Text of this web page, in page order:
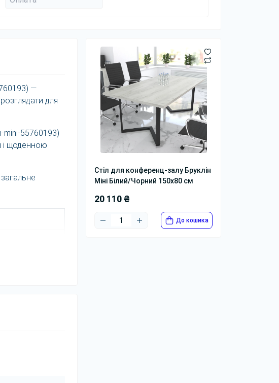
Стіл для конференц-залу Бруклін
Міні Білий/Чорний 150x80 см
20 110 ₴
До кошика
—
для
mini-55760193)
і щоденною
більш
з